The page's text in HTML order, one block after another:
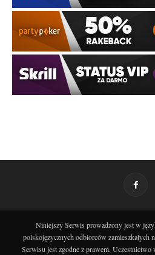
Niniejszy Serwis prowadzony jest w
polskojęzycznych odbiorców zamieszkałych
Serwisu jest zgodne z prawem.